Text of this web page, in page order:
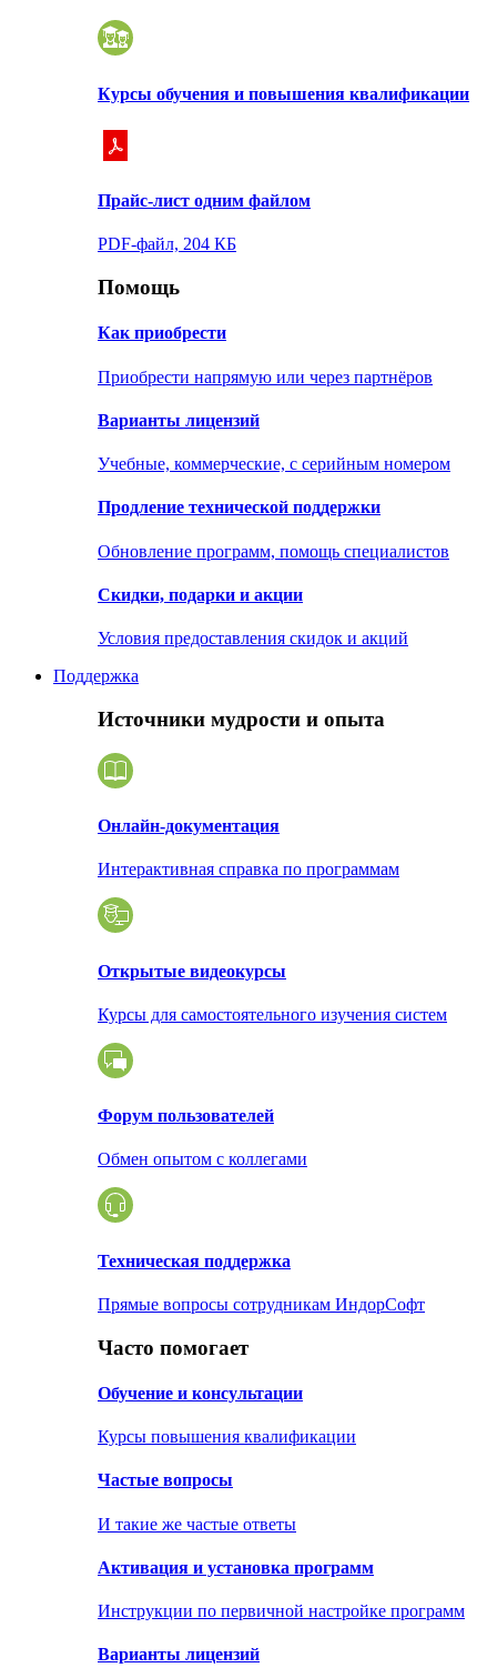
Курсы обучения и повышения квалификации
Прайс-лист одним файлом
PDF-файл, 204 КБ
Помощь
Как приобрести
Приобрести напрямую или через партнёров
Варианты лицензий
Учебные, коммерческие, с серийным номером
Продление технической поддержки
Обновление программ, помощь специалистов
Скидки, подарки и акции
Условия предоставления скидок и акций
Поддержка
Источники мудрости и опыта
Онлайн-документация
Интерактивная справка по программам
Открытые видеокурсы
Курсы для самостоятельного изучения систем
Форум пользователей
Обмен опытом с коллегами
Техническая поддержка
Прямые вопросы сотрудникам ИндорСофт
Часто помогает
Обучение и консультации
Курсы повышения квалификации
Частые вопросы
И такие же частые ответы
Активация и установка программ
Инструкции по первичной настройке программ
Варианты лицензий